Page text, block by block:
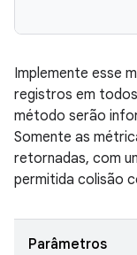
Implemente esse
registros em
método serão
Somente as
retornadas, com
permitida colisão
Parâmetros